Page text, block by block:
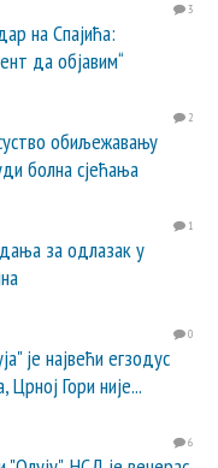
3
на Спајића:
да објавим“
2
обиљежавању
болна сјећања
1
за одлазак у
0
је највећи егзодус
Црној Гори није...
6